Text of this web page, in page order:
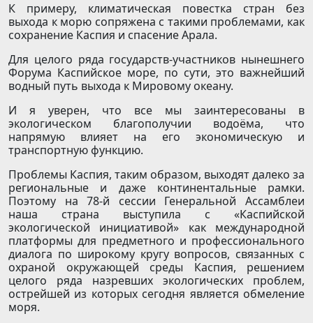
К примеру, климатическая повестка стран без
выхода к морю сопряжена с такими проблемами, как
сохранение Каспия и спасение Арала.
Для целого ряда государств-участников нынешнего
Форума Каспийское море, по сути, это важнейший
водный путь выхода к Мировому океану.
И я уверен, что все мы заинтересованы в
экологическом благополучии водоёма, что
напрямую влияет на его экономическую и
транспортную функцию.
Проблемы Каспия, таким образом, выходят далеко за
региональные и даже континентальные рамки.
Поэтому на 78-й сессии Генеральной Ассамблеи
наша страна выступила с «Каспийской
экологической инициативой» как международной
платформы для предметного и профессионального
диалога по широкому кругу вопросов, связанных с
охраной окружающей среды Каспия, решением
целого ряда назревших экологических проблем,
острейшей из которых сегодня является обмеление
моря.